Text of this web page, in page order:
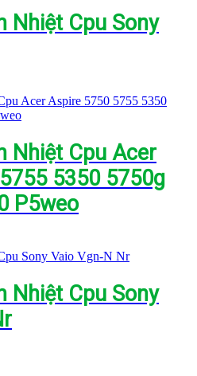
Nhiệt Cpu Sony
Nhiệt Cpu Acer
5350 5750g
P5weo
Nhiệt Cpu Sony